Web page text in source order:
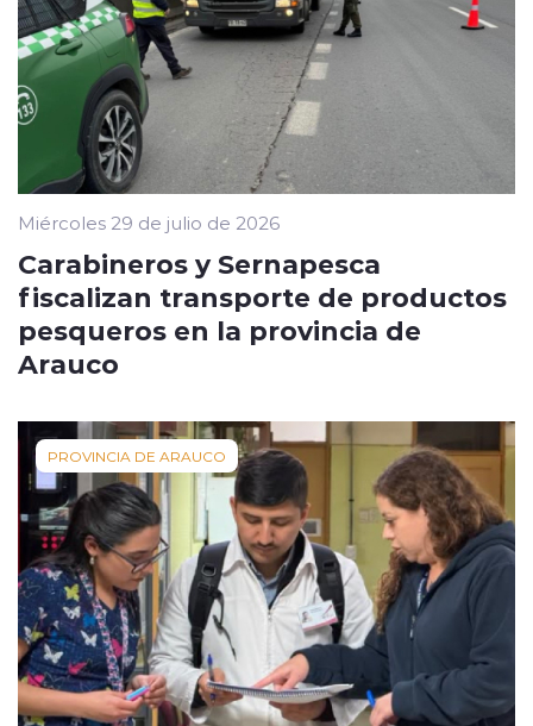
Miércoles 29 de julio de 2026
Carabineros y Sernapesca
fiscalizan transporte de productos
pesqueros en la provincia de
Arauco
PROVINCIA DE ARAUCO